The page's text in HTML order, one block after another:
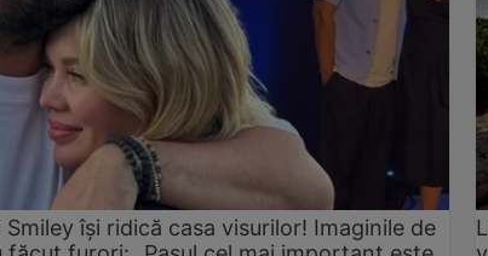
Smiley își ridică casa visurilor! Imaginile de